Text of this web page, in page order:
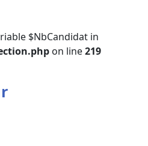
$NbCandidat in
on line219